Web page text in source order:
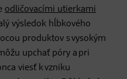
odličovacími utierkami
výsledok hĺbkového
produktov s vysokým
upchať póry a pri
viesť k vzniku